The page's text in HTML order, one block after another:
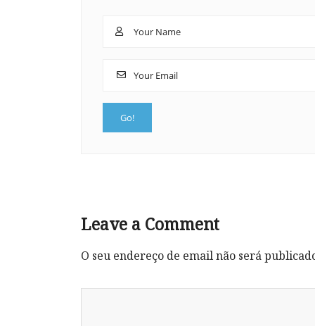
Leave a Comment
O seu endereço de email não será